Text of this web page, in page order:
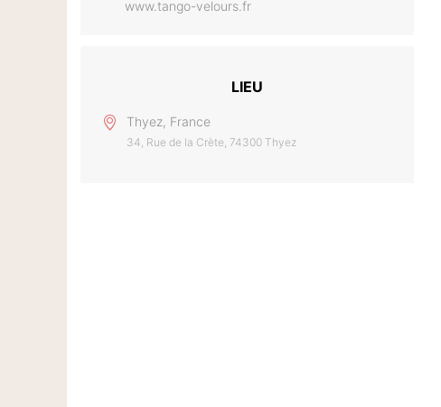
www.tango-velours.fr
LIEU
Thyez, France
34, Rue de la Crète, 74300 Thyez